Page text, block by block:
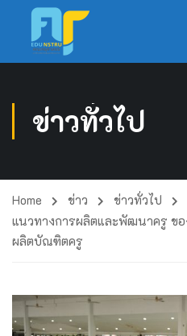
ข่าวทั่วไป
Home ข่าว
ข่าวทั่วไป
แนวทางการผลิตและพัฒนาครู ข
ผลิตบัณฑิตครู